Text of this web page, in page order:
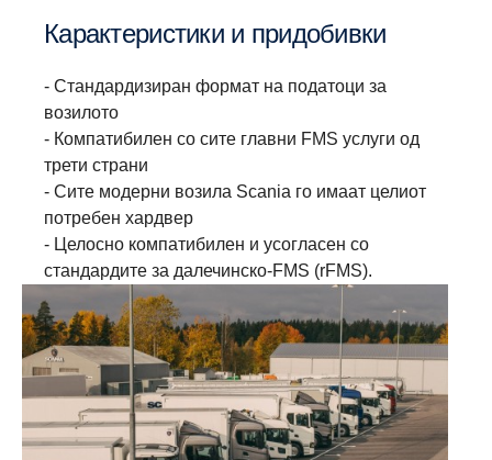
Карактеристики и придобивки
- Стандардизиран формат на податоци за
возилото
- Компатибилен со сите главни FMS услуги од
трети страни
- Сите модерни возила Scania го имаат целиот
потребен хардвер
- Целосно компатибилен и усогласен со
стандардите за далечинско-FMS (rFMS).